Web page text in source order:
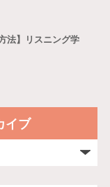
法】リスニング学
イブ